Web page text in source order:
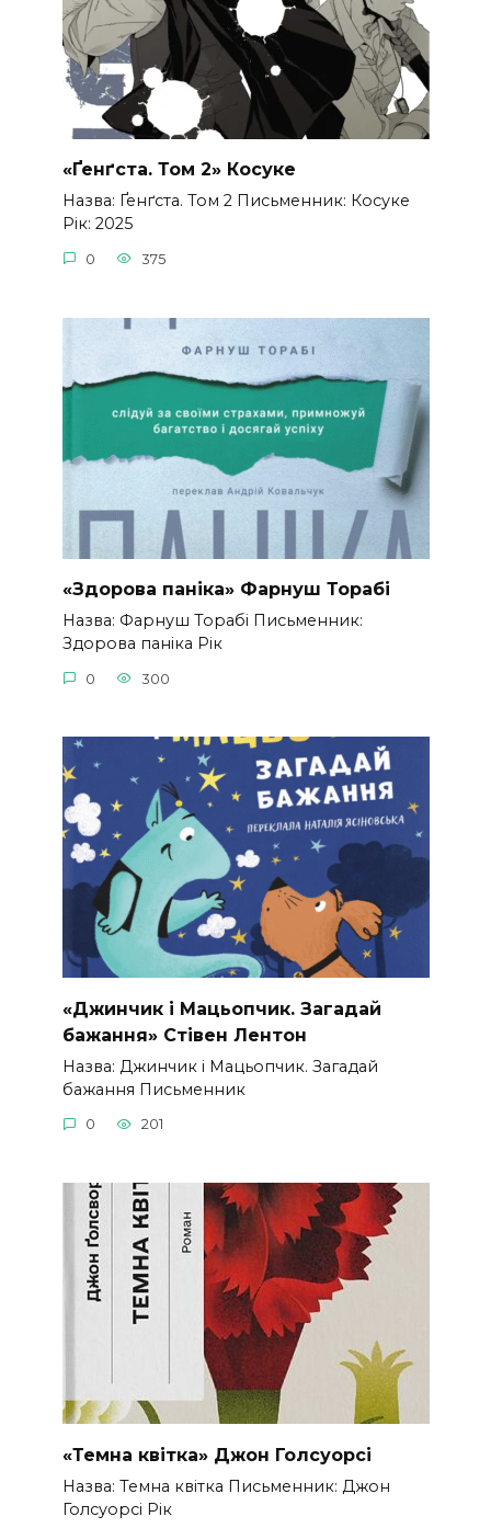
«Ґенґста. Том 2» Косуке
Назва: Ґенґста. Том 2 Письменник: Косуке
Рік: 2025
0 375
«Здорова паніка» Фарнуш Торабі
Назва: Фарнуш Торабі Письменник:
Здорова паніка Рік
0 300
«Джинчик і Мацьопчик. Загадай
бажання» Стівен Лентон
Назва: Джинчик і Мацьопчик. Загадай
бажання Письменник
0 201
«Темна квітка» Джон Голсуорсі
Назва: Темна квітка Письменник: Джон
Голсуорсі Рік